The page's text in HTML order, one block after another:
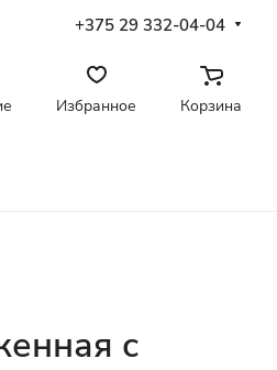
+375 29 332-04-04
Избранное Корзина
с